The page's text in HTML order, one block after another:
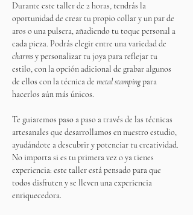
Durante este taller de 2 horas, tendrás la
oportunidad de crear tu propio collar y un par de
aros o una pulsera, añadiendo tu toque personal a
cada pieza. Podrás elegir entre una variedad de
charms y personalizar tu joya para reflejar tu
estilo, con la opción adicional de grabar algunos
de ellos con la técnica de metal stamping para
hacerlos aún más únicos.
Te guiaremos paso a paso a través de las técnicas
artesanales que desarrollamos en nuestro estudio,
ayudándote a descubrir y potenciar tu creatividad.
No importa si es tu primera vez o ya tienes
experiencia: este taller está pensado para que
todos disfruten y se lleven una experiencia
enriquecedora.